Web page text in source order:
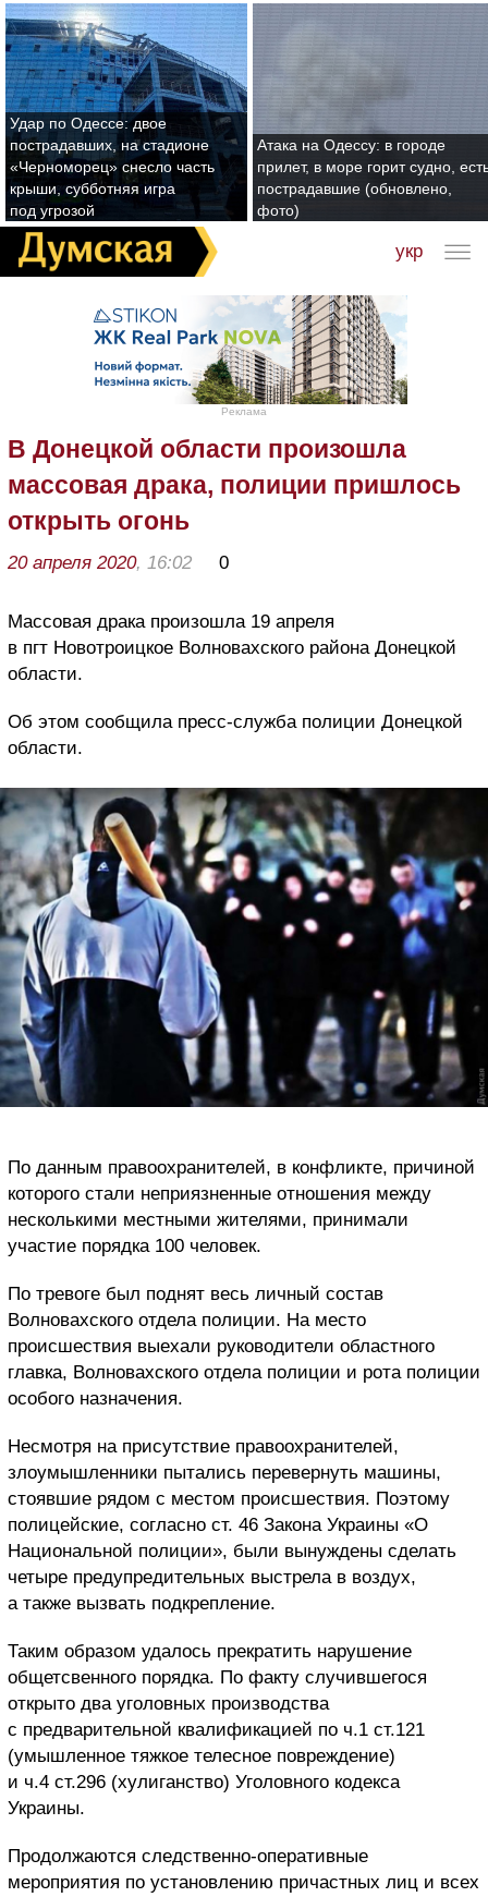
Удар по Одессе: двое
пострадавших, на стадионе
«Черноморец» снесло часть
крыши, субботняя игра
под угрозой
Атака на Одессу: в городе
прилет, в море горит судно,
пострадавшие (обновлено,
фото)
укр
Реклама
В Донецкой области произошла
массовая драка, полиции пришлось
открыть огонь
20 апреля 2020, 16:02 0
Массовая драка произошла 19 апреля
в пгт Новотроицкое Волновахского района Донецкой
области.
Об этом сообщила пресс-служба полиции Донецкой
области.
По данным правоохранителей, в конфликте, причиной
которого стали неприязненные отношения между
несколькими местными жителями, принимали
участие порядка 100 человек.
По тревоге был поднят весь личный состав
Волновахского отдела полиции. На место
происшествия выехали руководители областного
главка, Волновахского отдела полиции и рота полиции
особого назначения.
Несмотря на присутствие правоохранителей,
злоумышленники пытались перевернуть машины,
стоявшие рядом с местом происшествия. Поэтому
полицейские, согласно ст. 46 Закона Украины «О
Национальной полиции», были вынуждены сделать
четыре предупредительных выстрела в воздух,
а также вызвать подкрепление.
Таким образом удалось прекратить нарушение
общетсвенного порядка. По факту случившегося
открыто два уголовных производства
с предварительной квалификацией по ч.1 ст.121
(умышленное тяжкое телесное повреждение)
и ч.4 ст.296 (хулиганство) Уголовного кодекса
Украины.
Продолжаются следственно-оперативные
мероприятия по установлению причастных лиц и всех